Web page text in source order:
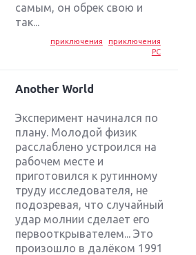
самым, он обрек свою и
так...
приключения
приключения
PC
Another World
Эксперимент начинался по
плану. Молодой физик
расслаблено устроился на
рабочем месте и
приготовился к рутинному
труду исследователя, не
подозревая, что случайный
удар молнии сделает его
первооткрывателем... Это
произошло в далёком 1991
мая: Nintendo, Microsoft и